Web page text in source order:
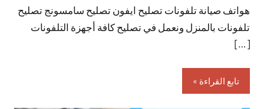
هواتف صيانة تلفونات تصليح ايفون تصليح سامسونج تصليح
تلفونات بالمنزل ونعمل في تصليح كافة أجهزة التلفونات
[…]
تابع القراءة